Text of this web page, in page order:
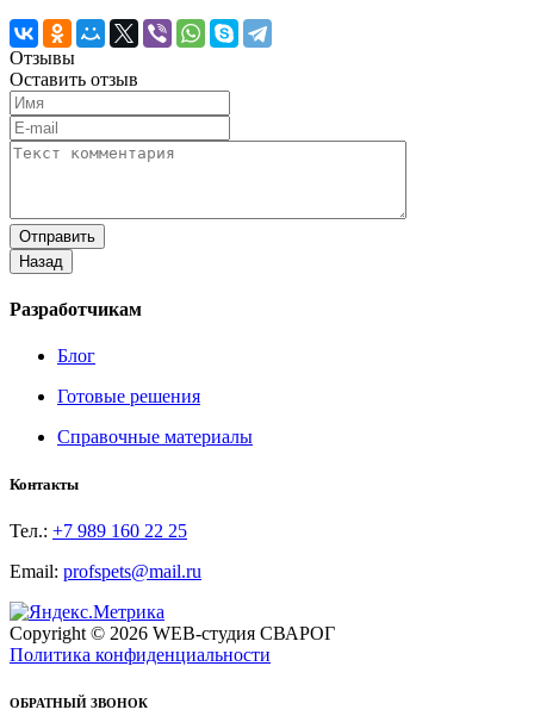
Отзывы
Оставить отзыв
Разработчикам
Блог
Готовые решения
Справочные материалы
Контакты
Тел.: +7 989 160 22 25
Email: profspets@mail.ru
Copyright © 2026 WEB-студия СВАРОГ
Политика конфиденциальности
ОБРАТНЫЙ ЗВОНОК